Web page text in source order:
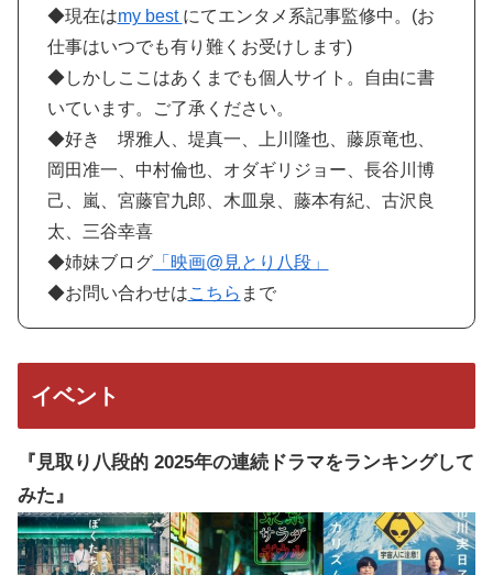
◆現在はmy best にてエンタメ系記事監修中。(お
仕事はいつでも有り難くお受けします)
◆しかしここはあくまでも個人サイト。自由に書
いています。ご了承ください。
◆好き 堺雅人、堤真一、上川隆也、藤原竜也、
岡田准一、中村倫也、オダギリジョー、長谷川博
己、嵐、宮藤官九郎、木皿泉、藤本有紀、古沢良
太、三谷幸喜
◆姉妹ブログ「映画@見とり八段」
◆お問い合わせはこちら まで
イベント
『見取り八段的 2025年の連続ドラマをランキングして
みた』